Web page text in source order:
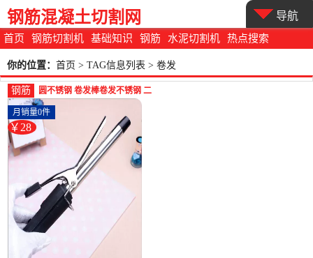
首页 钢筋切割机 基础知识 钢筋 水泥切割机 热点搜索
钢筋混凝土切割网 导航
你的位置： 首页 > TAG信息列表 > 卷发
钢筋
圆不锈钢 卷发棒卷发不锈钢 二
合一时尚套装器直板夹-圆棒钢
(玖耀家居专营店仅售27.96元)
￥28
月销量0件